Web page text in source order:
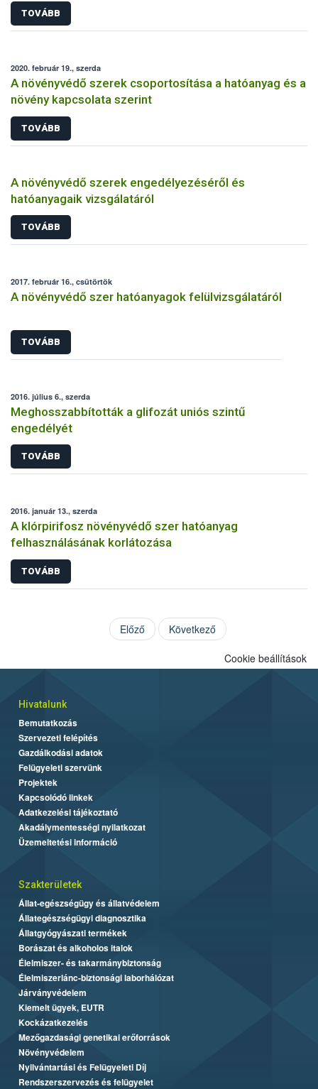
TOVÁBB
2020. február 19., szerda
A növényvédő szerek csoportosítása a hatóanyag és a
növény kapcsolata szerint
TOVÁBB
A növényvédő szerek engedélyezéséről és
hatóanyagaik vizsgálatáról
TOVÁBB
2017. február 16., csütörtök
A növényvédő szer hatóanyagok felülvizsgálatáról
TOVÁBB
2016. július 6., szerda
Meghosszabbították a glifozát uniós szintű
engedélyét
TOVÁBB
2016. január 13., szerda
A klórpirifosz növényvédő szer hatóanyag
felhasználásának korlátozása
TOVÁBB
Előző Következő
Cookie beállítások
Hivatalunk
Bemutatkozás
Szervezeti felépítés
Gazdálkodási adatok
Felügyeleti szervünk
Projektek
Kapcsolódó linkek
Adatkezelési tájékoztató
Akadálymentességi nyilatkozat
Üzemeltetési információ
Szakterületek
Állat-egészségügy és állatvédelem
Állategészségügyi diagnosztika
Állatgyógyászati termékek
Borászat és alkoholos italok
Élelmiszer- és takarmánybiztonság
Élelmiszerlánc-biztonsági laborhálózat
Járványvédelem
Kiemelt ügyek, EUTR
Kockázatkezelés
Mezőgazdasági genetikai erőforrások
Növényvédelem
Nyilvántartási és Felügyeleti Díj
Rendszerszervezés és felügyelet